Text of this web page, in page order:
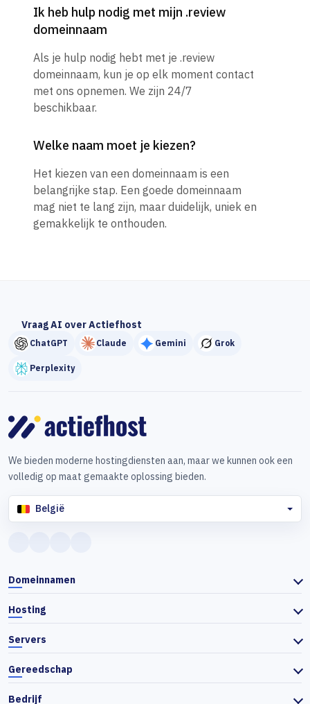
Ik heb hulp nodig met mijn .review
domeinnaam
Als je hulp nodig hebt met je .review
domeinnaam, kun je op elk moment contact
met ons opnemen. We zijn 24/7
beschikbaar.
Welke naam moet je kiezen?
Het kiezen van een domeinnaam is een
belangrijke stap. Een goede domeinnaam
mag niet te lang zijn, maar duidelijk, uniek en
gemakkelijk te onthouden.
Vraag AI over Actiefhost
ChatGPT Claude Gemini Grok
Perplexity
We bieden moderne hostingdiensten aan, maar we kunnen ook een
volledig op maat gemaakte oplossing bieden.
België
Domeinnamen
Hosting
Servers
Gereedschap
Bedrijf